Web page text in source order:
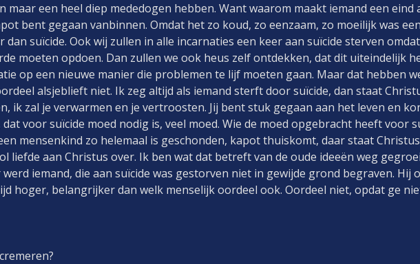
maar een heel diep mededogen hebben. Want waarom maakt iemand een eind
bent gegaan vanbinnen. Omdat het zo koud, zo eenzaam, zo moeilijk was
dan suïcide. Ook wij zullen in alle incarnaties een keer aan suïcide sterven
moeten opdoen. Dan zullen we ook heus zelf ontdekken, dat dit uiteindelijk
op een nieuwe manier die problemen te lijf moeten gaan. Maar dat hebben
alsjeblieft niet. Ik zeg altijd als iemand sterft door suïcide, dan staat
ik zal je verwarmen en je vertroosten. Jij bent stuk gegaan aan het leven en
dat voor suïcide moed nodig is, veel moed. Wie de moed opgebracht heeft voor
mensenkind zo helemaal is geschonden, kapot thuiskomt, daar staat
liefde aan Christus over. Ik ben wat dat betreft van de oude ideeën weg
iemand, die aan suïcide was gestorven niet in gewijde grond begraven. Hij
hoger, belangrijker dan welk menselijk oordeel ook. Oordeel niet, opdat ge